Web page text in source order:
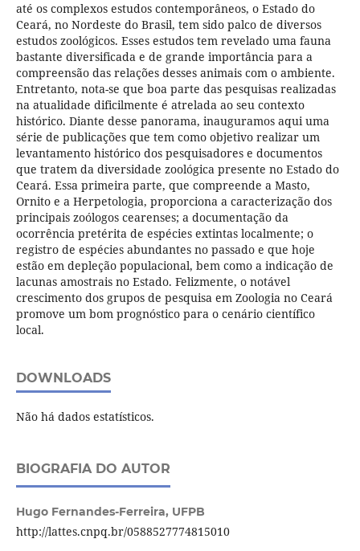
até os complexos estudos contemporâneos, o Estado do
Ceará, no Nordeste do Brasil, tem sido palco de diversos
estudos zoológicos. Esses estudos tem revelado uma fauna
bastante diversificada e de grande importância para a
compreensão das relações desses animais com o ambiente.
Entretanto, nota-se que boa parte das pesquisas realizadas
na atualidade dificilmente é atrelada ao seu contexto
histórico. Diante desse panorama, inauguramos aqui uma
série de publicações que tem como objetivo realizar um
levantamento histórico dos pesquisadores e documentos
que tratem da diversidade zoológica presente no Estado do
Ceará. Essa primeira parte, que compreende a Masto,
Ornito e a Herpetologia, proporciona a caracterização dos
principais zoólogos cearenses; a documentação da
ocorrência pretérita de espécies extintas localmente; o
registro de espécies abundantes no passado e que hoje
estão em depleção populacional, bem como a indicação de
lacunas amostrais no Estado. Felizmente, o notável
crescimento dos grupos de pesquisa em Zoologia no Ceará
promove um bom prognóstico para o cenário científico
local.
DOWNLOADS
Não há dados estatísticos.
BIOGRAFIA DO AUTOR
Hugo Fernandes-Ferreira, UFPB
http://lattes.cnpq.br/0588527774815010